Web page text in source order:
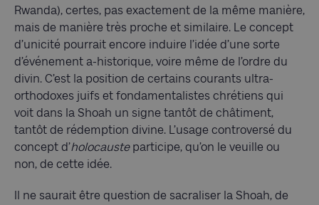
Rwanda), certes, pas exactement de la même manière,
mais de manière très proche et similaire. Le concept
d’unicité pourrait encore induire l’idée d’une sorte
d’événement a-historique, voire même de l’ordre du
divin. C’est la position de certains courants ultra-
orthodoxes juifs et fondamentalistes chrétiens qui
voit dans la Shoah un signe tantôt de châtiment,
tantôt de rédemption divine. L’usage controversé du
concept d’holocauste participe, qu’on le veuille ou
non, de cette idée.
Il ne saurait être question de sacraliser la Shoah, de